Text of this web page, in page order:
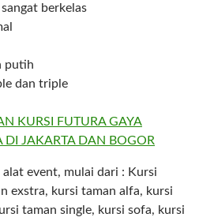
berkelas
putih
dan triple
event, mulai dari : Kursi
exstra, kursi taman alfa, kursi
taman single, kursi sofa, kursi